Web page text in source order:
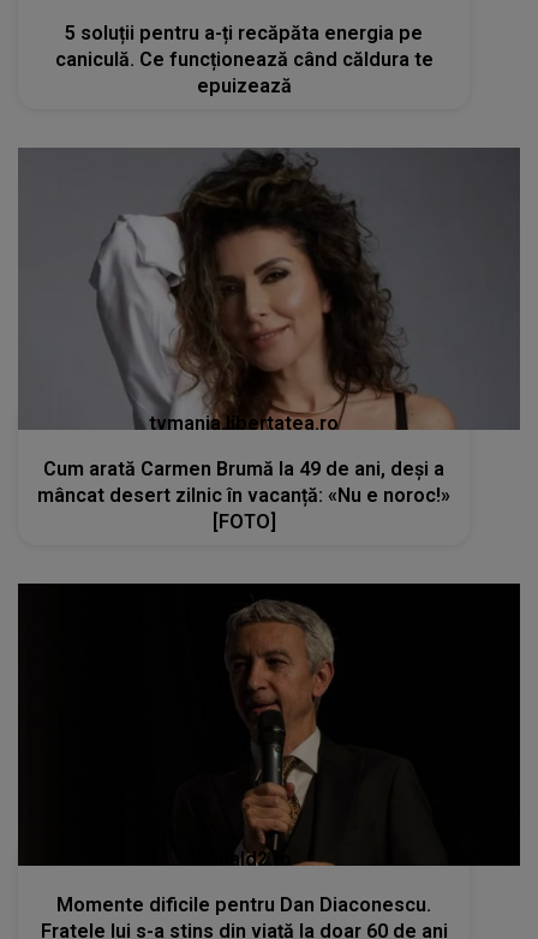
5 soluții pentru a-ți recăpăta energia pe
caniculă. Ce funcționează când căldura te
epuizează
tvmania.libertatea.ro
Cum arată Carmen Brumă la 49 de ani, deși a
mâncat desert zilnic în vacanță: «Nu e noroc!»
[FOTO]
kanald2.ro
Momente dificile pentru Dan Diaconescu.
Fratele lui s-a stins din viață la doar 60 de ani